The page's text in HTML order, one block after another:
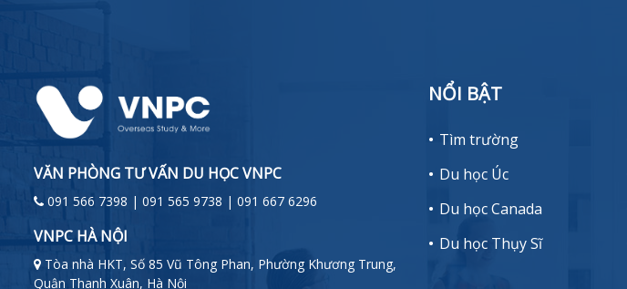
VĂN PHÒNG TƯ VẤN DU HỌC VNPC
091 566 7398 | 091 565 9738 | 091 667 6296
VNPC HÀ NỘI
Tòa nhà HKT, Số 85 Vũ Tông Phan, Phường Khương Trung,
Quận Thanh Xuân, Hà Nội
NỔI BẬT
Tìm trường
Du học Úc
Du học Canada
Du học Thụy Sĩ